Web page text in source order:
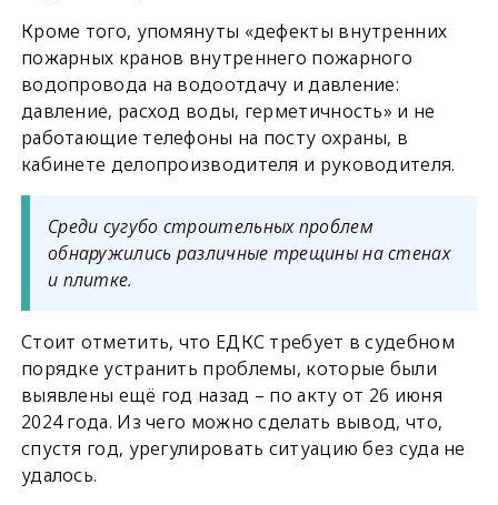
Кроме того, упомянуты «дефекты внутренних
пожарных кранов внутреннего пожарного
водопровода на водоотдачу и давление:
давление, расход воды, герметичность» и не
работающие телефоны на посту охраны, в
кабинете делопроизводителя и руководителя.
Среди сугубо строительных проблем
обнаружились различные трещины на стенах
и плитке.
Стоит отметить, что ЕДКС требует в судебном
порядке устранить проблемы, которые были
выявлены ещё год назад – по акту от 26 июня
2024 года. Из чего можно сделать вывод, что,
спустя год, урегулировать ситуацию без суда не
удалось.